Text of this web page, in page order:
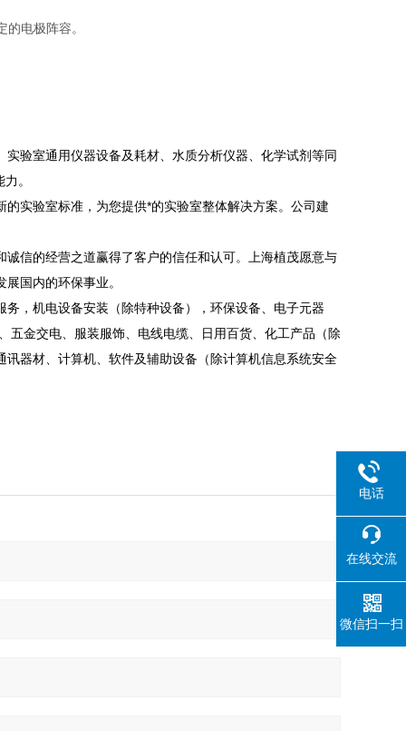
电极阵容。
验室通用仪器设备及耗材、水质分析仪器、化学试剂等同
。
实验室标准，为您提供*的实验室整体解决方案。公司建
信的经营之道赢得了客户的信任和认可。上海植茂愿意与
国内的环保事业。
，机电设备安装（除特种设备），环保设备、电子元器
五金交电、服装服饰、电线电缆、日用百货、化工产品（除
器材、计算机、软件及辅助设备（除计算机信息系统安全
电话
在线交流
微信扫一扫